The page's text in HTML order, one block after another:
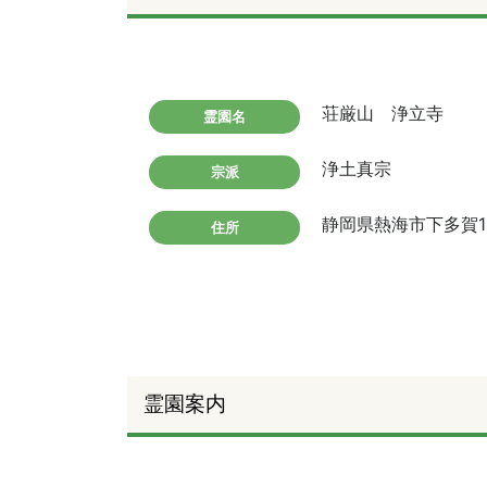
霊園名 荘厳山 浄立寺
宗派 浄土真宗
住所 静岡県熱海市下多賀
霊園案内